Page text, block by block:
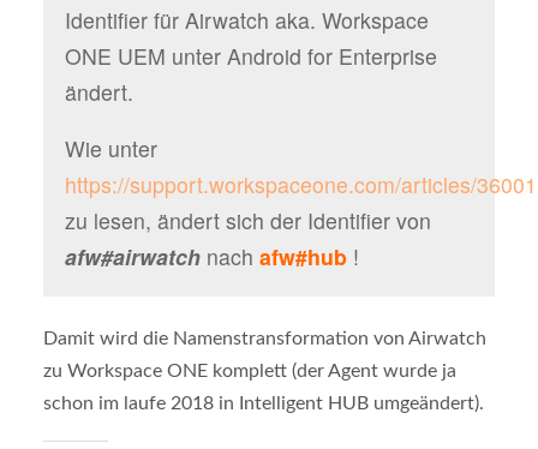
Identifier für Airwatch aka. Workspace
ONE UEM unter Android for Enterprise
ändert.
Wie unter
https://support.workspaceone.com/articles/
zu lesen, ändert sich der Identifier von
afw#airwatchnach afw#hub!
Damit wird die Namenstransformation von Airwatch
zu Workspace ONE komplett (der Agent wurde ja
schon im laufe 2018 in Intelligent HUB umgeändert).